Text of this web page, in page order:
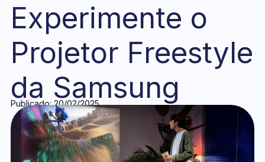
Experimente o
Projetor Freestyle
da Samsung
Publicado: 20/02/2025